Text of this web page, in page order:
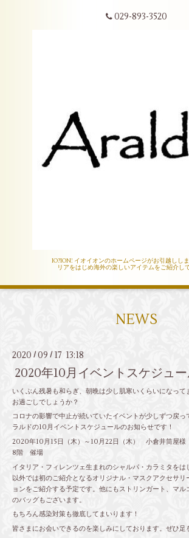
029-893-3520
IO?ION! イオイオンのホームページがお引越しし
リアをはじめ海外の楽しいアイテムをご紹介し
NEWS
2020 / 09 / 17 13:18
2020年10月イベントスケジュ
いくぶん残暑も和らぎ、朝晩は少し肌寒いくらいになっ
お過ごしでしょうか？
コロナの影響で中止が続いていたイベントが少しずつ戻っ
ラルドの10月イベントスケジュールのお知らせです！
2020年10月15日（木）～10月22日（木） 小倉井筒屋
8階 催場
イタリア・フィレンツェ生まれのシャルパ・カラミタを
以外では初のご紹介となるオリジナル・マスクアクセサリ
ョンをご紹介する予定です。他にもストリンガート、マル
のバッグもございます。
もちろん感染対策も徹底してまいります！
皆さまにお会いできるのを楽しみにしております。ぜひ足